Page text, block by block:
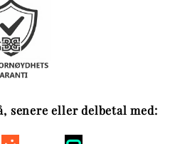
senere eller delbetal med: